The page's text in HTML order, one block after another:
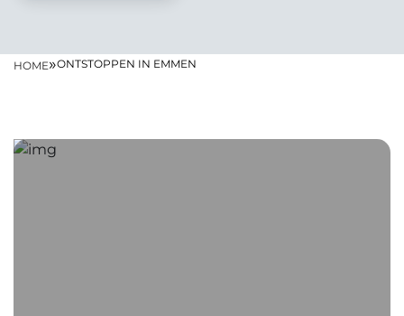
HOME»ONTSTOPPEN IN EMMEN